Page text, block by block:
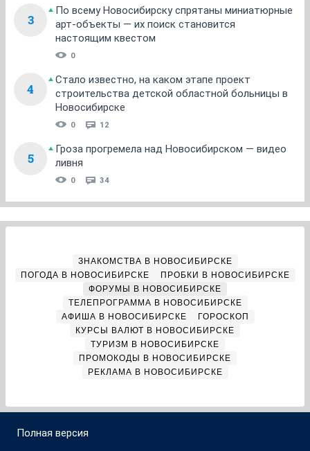
3
По всему Новосибирску спрятаны миниатюрные
арт-объекты — их поиск становится
настоящим квестом
0
4
Стало известно, на каком этапе проект
строительства детской областной больницы в
Новосибирске
0 12
5
Гроза прогремела над Новосибирском — видео
ливня
0 34
ЗНАКОМСТВА В НОВОСИБИРСКЕ
ПОГОДА В НОВОСИБИРСКЕ
ПРОБКИ В НОВОСИБИРСКЕ
ФОРУМЫ В НОВОСИБИРСКЕ
ТЕЛЕПРОГРАММА В НОВОСИБИРСКЕ
АФИША В НОВОСИБИРСКЕ
ГОРОСКОП
КУРСЫ ВАЛЮТ В НОВОСИБИРСКЕ
ТУРИЗМ В НОВОСИБИРСКЕ
ПРОМОКОДЫ В НОВОСИБИРСКЕ
РЕКЛАМА В НОВОСИБИРСКЕ
Полная версия